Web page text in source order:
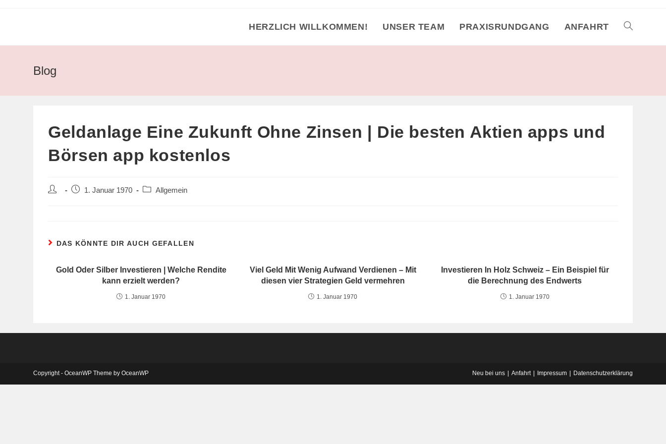
HERZLICH WILLKOMMEN! UNSER TEAM PRAXISRUNDGANG ANFAHRT TOGGLE
Blog
Geldanlage Eine Zukunft Ohne Zinsen | Die besten Aktien apps und
Börsen app kostenlos
Beitrags-Beitrag1. Januar 1970
Beitrags-
Allgemein
DAS KÖNNTE DIR AUCH GEFALLEN
Gold Oder Silber Investieren | Welche Rendite
kann erzielt werden?
1. Januar 1970
Viel Geld Mit Wenig Aufwand Verdienen – Mit
diesen vier Strategien Geld vermehren
1. Januar 1970
Investieren In Holz Schweiz – Ein Beispiel für
die Berechnung des Endwerts
1. Januar 1970
Neu bei uns Anfahrt Impressum Datenschutzerklärung
Copyright - OceanWP Theme by OceanWP